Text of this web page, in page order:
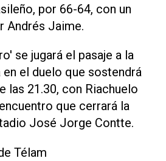
por 66-64, con un
Andrés Jaime.
se jugará el pasaje a la
el duelo que sostendrá
las 21.30, con Riachuelo
que cerrará la
José Jorge Contte.
Télam